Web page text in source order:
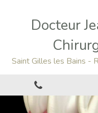
Docteur
Saint Gilles les Bains -